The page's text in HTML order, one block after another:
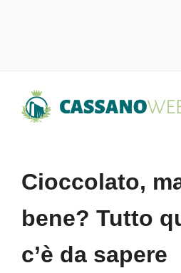
Cioccolato,
bene? Tutto
c’è da sapere